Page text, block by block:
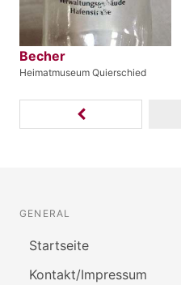
Becher
Heimatmuseum Quierschied
GENERAL
Startseite
Kontakt/Impressum